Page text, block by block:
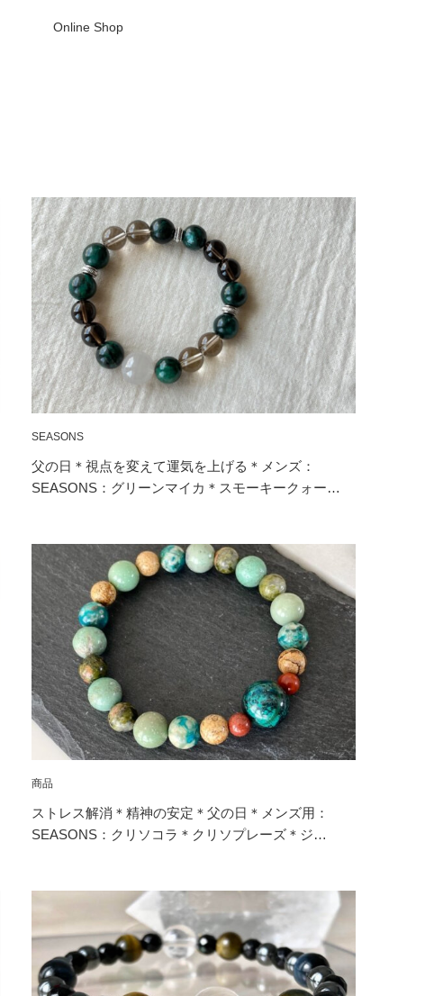
Online Shop
SEASONS
父の日＊視点を変えて運気を上げる＊メンズ：
SEASONS：グリーンマイカ＊スモーキークォー…
商品
ストレス解消＊精神の安定＊父の日＊メンズ用：
SEASONS：クリソコラ＊クリソプレーズ＊ジ…